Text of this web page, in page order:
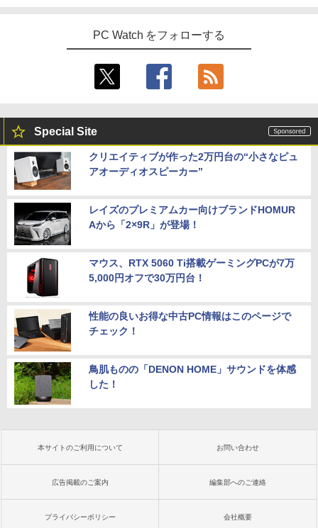
PC Watch をフォローする
Special Site
クリエイティブが作った2万円台の“小さなピュ
アオーディオスピーカー”
レイズのプレミアムカー向けブランドHOMUR
Aから「2×9R」が登場！
マウス、RTX 5060 Ti搭載ゲーミングPCが7万
5,000円オフで30万円台！
性能の良いお得な中古PC情報はこのページで
チェック！
鳥肌ものの「DENON HOME」サウンドを体感
した！
本サイトのご利用について お問い合わせ
広告掲載のご案内 編集部へのご連絡
プライバシーポリシー 会社概要